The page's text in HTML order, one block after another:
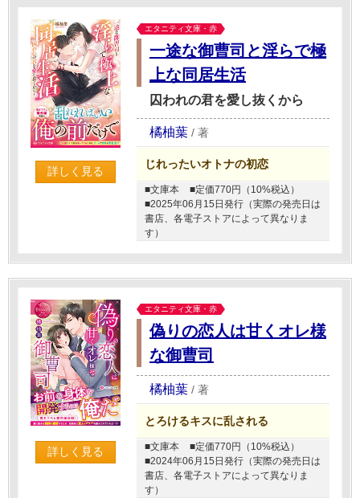
詳しく見る
エタニティ文庫・赤
一途な御曹司と淫らで極
上な同居生活
囚われの君を愛し抜くから
橘柚葉 / 著
じれったいオトナの初恋
■文庫本
■定価770円（10%税込）
■2025年06月15日発行（実際の発売日は
書店、各電子ストアによって異なりま
す）
詳しく見る
エタニティ文庫・赤
偽りの恋人は甘くオレ様
な御曹司
橘柚葉 / 著
とろけるキスに乱される
■文庫本
■定価770円（10%税込）
■2024年06月15日発行（実際の発売日は
書店、各電子ストアによって異なりま
す）